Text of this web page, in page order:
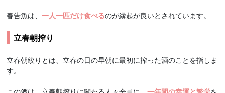
春告魚は、一人一匹だけ食べるのが縁起が良いとされています。
立春朝搾り
立春朝絞りとは、立春の日の早朝に最初に搾った酒のことを指しま
す。